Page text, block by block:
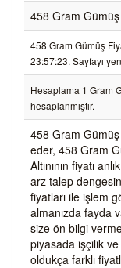
458 Gram
458 Gram Gümüş
23:57:23. Sayfayı
Hesaplama 1 Gram
hesaplanmıştır.
458 Gram Gümüş
eder, 458 Gram
Altınının fiyatı
arz talep
fiyatları ile işlem
almanızda fayda
size ön bilgi
piyasada işçilik ve
oldukça farklı